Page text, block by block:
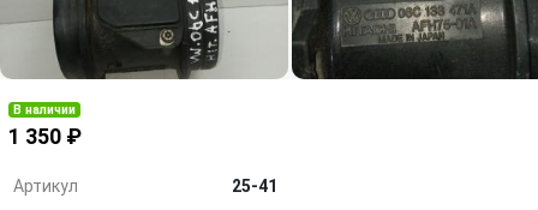
В наличии
1 350 ₽
Артикул
25-41